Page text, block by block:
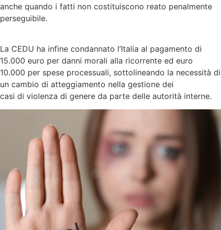
anche quando i fatti non costituiscono reato penalmente
perseguibile.
La CEDU ha infine condannato l’Italia al pagamento di
15.000 euro per danni morali alla ricorrente ed euro
10.000 per spese processuali, sottolineando la necessità di
un cambio di atteggiamento nella gestione dei
casi di violenza di genere da parte delle autorità interne.